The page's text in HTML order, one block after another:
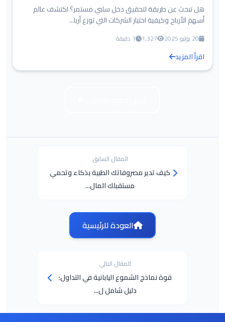
هل تبحث عن طريقة لتحقيق دخل سلبي مستمر؟ اكتشف عالم
أسهم الأرباح وكيفية اختيار الشركات التي توزع أربا...
20 يوليو 2025 1,327 1 دقيقة
اقرأ المزيد
المقال السابق
كيف تدير مصروفاتك الطبية بذكاء وتحمي
مستقبلك المال...
العودة للرئيسية
المقال التالي
قوة نماذج الشموع اليابانية في التداول:
دليل شامل ل...